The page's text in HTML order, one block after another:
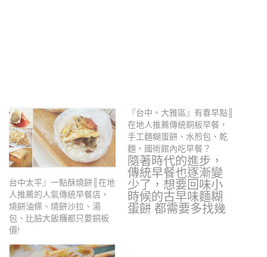
台中太平』一點酥燒餅║在地
人推薦的人氣傳統早餐店，
燒餅油條、燒餅沙拉、湯
包、比臉大飯糰都只要銅板
價!
『台中。大雅區』有春早點║
在地人推薦傳統銅板早餐，
手工麵糊蛋餅、水煎包、乾
麵，國術館內吃早餐？
隨著時代的進步，
傳統早餐也逐漸變
少了，想要回味小
時候的古早味麵糊
蛋餅 都需要多找幾